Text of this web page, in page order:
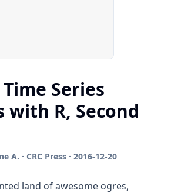
Series
with R, Second
A. · CRC Press · 2016-12-20
land of awesome ogres,